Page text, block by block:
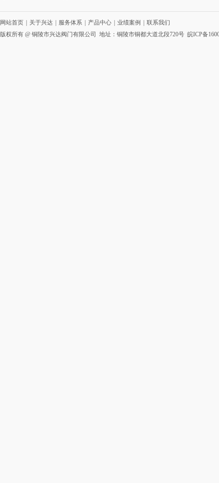
网站首页 | 关于兴达 | 服务体系 | 产品中心 | 业绩案例 | 联系我们
版权所有 @ 铜陵市兴达阀门有限公司 地址：铜陵市铜都大道北段720号 皖ICP备